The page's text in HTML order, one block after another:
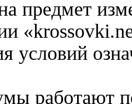
предмет
условий
работают